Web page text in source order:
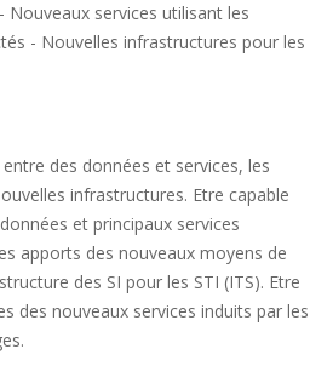
Nouveaux services utilisant les
- Nouvelles infrastructures pour les
des données et services, les
infrastructures. Etre capable
et principaux services
apports des nouveaux moyens de
des SI pour les STI (ITS). Etre
des nouveaux services induits par les